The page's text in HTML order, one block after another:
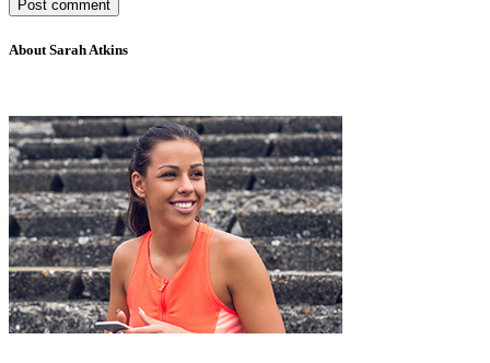
About Sarah Atkins